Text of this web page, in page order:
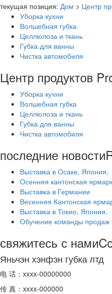
текущая позиция: Дом > Центр
Уборка кухни
Волшебная губка
Целлюлоза и ткань
Губка для ванны
Чистка автомобиля
Центр продуктов
Уборка кухни
Волшебная губка
Целлюлоза и ткань
Губка для ванны
Чистка автомобиля
последние новости
Выставка в Осаке, Япония.
Осенняя кантонская
Выставка в Германии
Весенняя Кантонская
Выставка в Токио, Япония.
Обучение команды продаж
свяжитесь с нами
Яньчэн хэнфэн губка лтд
电 话：xxxx-00000000
传 真：xxxx-000000